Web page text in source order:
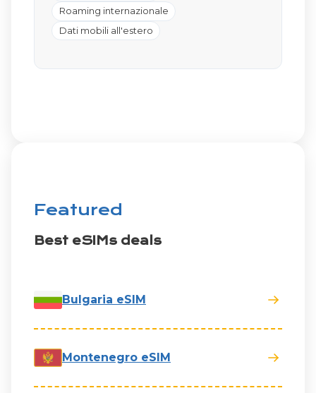
Roaming internazionale
Dati mobili all'estero
Featured
Best eSIMs deals
Bulgaria eSIM
Montenegro eSIM